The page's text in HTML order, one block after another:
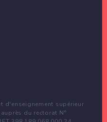
d'enseignement supérieur
du rectorat N°